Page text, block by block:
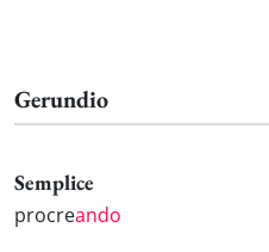
Gerundio
Semplice
procreando